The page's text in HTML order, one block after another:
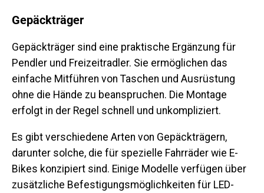
Gepäckträger
Gepäckträger sind eine praktische Ergänzung für
Pendler und Freizeitradler. Sie ermöglichen das
einfache Mitführen von Taschen und Ausrüstung
ohne die Hände zu beanspruchen. Die Montage
erfolgt in der Regel schnell und unkompliziert.
Es gibt verschiedene Arten von Gepäckträgern,
darunter solche, die für spezielle Fahrräder wie E-
Bikes konzipiert sind. Einige Modelle verfügen über
zusätzliche Befestigungsmöglichkeiten für LED-